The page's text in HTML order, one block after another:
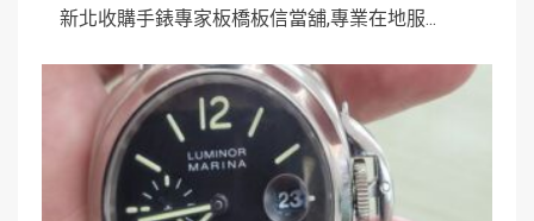
新北收購手錶專家板橋板信當舖,專業在地服...